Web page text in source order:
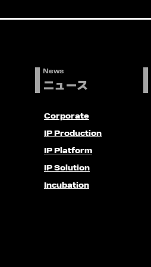
News
ニュース
Corporate
IP Production
IP Platform
IP Solution
Incubation